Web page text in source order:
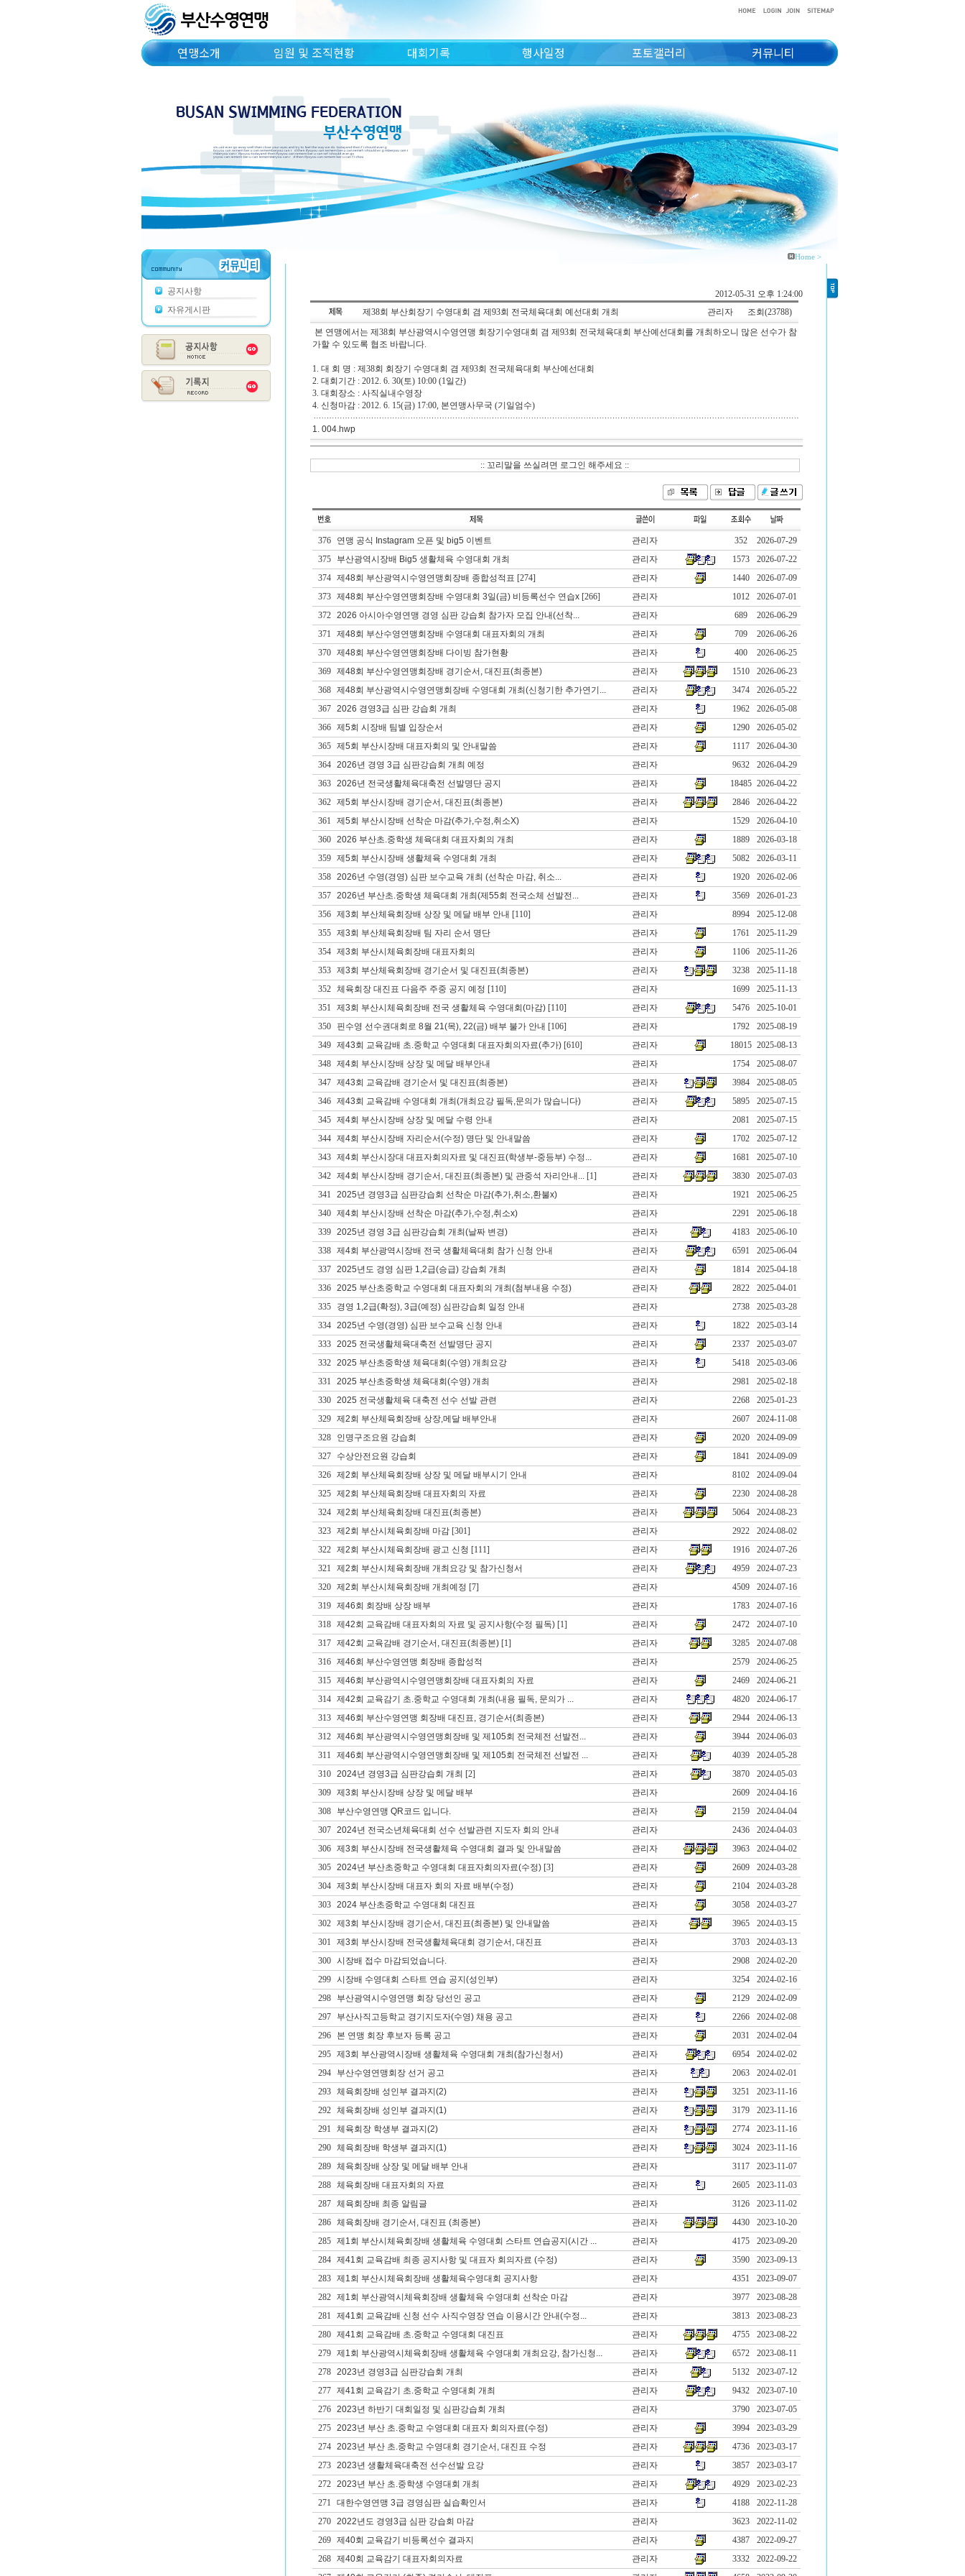
연맹소개 임원 및 조직현황 대회기록 행사일정 포토갤러리 커뮤니티
공지사항
자유게시판
Home >
2012-05-31 오후 1:24:00
제38회 부산회장기 수영대회 겸 제93회 전국체육대회 예선대회 개최
관리자
조회(23788)
본 연맹에서는 제38회 부산광역시수영연맹 회장기수영대회 겸 제93회 전국체육대회 부산예선대회를 개최하오니 많은 선수가 참
가할 수 있도록 협조 바랍니다.
1. 대 회 명 : 제38회 회장기 수영대회 겸 제93회 전국체육대회 부산예선대회
2. 대회기간 : 2012. 6. 30(토) 10:00 (1일간)
3. 대회장소 : 사직실내수영장
4. 신청마감 : 2012. 6. 15(금) 17:00, 본연맹사무국 (기일엄수)
1. 004.hwp
:: 꼬리말을 쓰실려면 로그인 해주세요 ::
376 연맹 공식 Instagram 오픈 및 big5 이벤트 관리자 352
2026-07-29
375
부산광역시장배 Big5 생활체육 수영대회 개최 관리자 1573
2026-07-22
374
제48회 부산광역시수영연맹회장배 종합성적표 [274] 관리자 1440
2026-07-09
373
제48회 부산수영연맹회장배 수영대회 3일(금) 비등록선수 연습x[266] 관리자 1012
2026-07-01
372
2026 아시아수영연맹 경영 심판 강습회 참가자 모집 안내(선착... 관리자 689
2026-06-29
371
제48회 부산수영연맹회장배 수영대회 대표자회의 개최 관리자 709
2026-06-26
370
제48회 부산수영연맹회장배 다이빙 참가현황 관리자 400
2026-06-25
369
제48회 부산수영연맹회장배 경기순서, 대진표(최종본) 관리자 1510
2026-06-23
368
제48회 부산광역시수영연맹회장배 수영대회 개최(신청기한 추가연기... 관리자 3474
2026-05-22
367
2026 경영3급 심판 강습회 개최 관리자 1962
2026-05-08
366
제5회 시장배 팀별 입장순서 관리자 1290
2026-05-02
365
제5회 부산시장배 대표자회의 및 안내말씀 관리자 1117
2026-04-30
364
2026년 경영 3급 심판강습회 개최 예정 관리자 9632
2026-04-29
363
2026년 전국생활체육대축전 선발명단 공지 관리자 18485 2026-04-22
362
제5회 부산시장배 경기순서, 대진표(최종본) 관리자 2846
2026-04-22
361
제5회 부산시장배 선착순 마감(추가,수정,취소X) 관리자 1529
2026-04-10
360
2026 부산초.중학생 체육대회 대표자회의 개최 관리자 1889
2026-03-18
359
제5회 부산시장배 생활체육 수영대회 개최 관리자 5082
2026-03-11
358
2026년 수영(경영) 심판 보수교육 개최 (선착순 마감, 취소... 관리자 1920
2026-02-06
357
2026년 부산초.중학생 체육대회 개최(제55회 전국소체 선발전... 관리자 3569
2026-01-23
356
제3회 부산체육회장배 상장 및 메달 배부 안내 [110] 관리자 8994
2025-12-08
355
제3회 부산체육회장배 팀 자리 순서 명단 관리자 1761
2025-11-29
354
제3회 부산시체육회장배 대표자회의 관리자 1106
2025-11-26
353
제3회 부산체육회장배 경기순서 및 대진표(최종본) 관리자 3238
2025-11-18
352
체육회장 대진표 다음주 주중 공지 예정 [110] 관리자 1699
2025-11-13
351
제3회 부산시체육회장배 전국 생활체육 수영대회(마감)[110] 관리자 5476
2025-10-01
350
핀수영 선수권대회로 8월 21(목), 22(금) 배부 불가 안내 [106] 관리자 1792
2025-08-19
349
제43회 교육감배 초.중학교 수영대회 대표자회의자료(추가)[610] 관리자 18015 2025-08-13
348
제4회 부산시장배 상장 및 메달 배부안내 관리자 1754
2025-08-07
347
제43회 교육감배 경기순서 및 대진표(최종본) 관리자 3984
2025-08-05
346
제43회 교육감배 수영대회 개최(개최요강 필독,문의가 많습니다) 관리자 5895
2025-07-15
345
제4회 부산시장배 상장 및 메달 수령 안내 관리자 2081
2025-07-15
344
제4회 부산시장배 자리순서(수정) 명단 및 안내말씀 관리자 1702
2025-07-12
343
제4회 부산시장대 대표자회의자료 및 대진표(학생부-중등부) 수정... 관리자 1681
2025-07-10
342
제4회 부산시장배 경기순서, 대진표(최종본) 및 관중석 자리안내...[1] 관리자 3830
2025-07-03
341
2025년 경영3급 심판강습회 선착순 마감(추가,취소,환불x) 관리자 1921
2025-06-25
340
제4회 부산시장배 선착순 마감(추가,수정,취소x) 관리자 2291
2025-06-18
339
2025년 경영 3급 심판강습회 개최(날짜 변경) 관리자 4183
2025-06-10
338
제4회 부산광역시장배 전국 생활체육대회 참가 신청 안내 관리자 6591
2025-06-04
337
2025년도 경영 심판 1,2급(승급) 강습회 개최 관리자 1814
2025-04-18
336
2025 부산초중학교 수영대회 대표자회의 개최(첨부내용 수정) 관리자 2822
2025-04-01
335
경영 1,2급(확정), 3급(예정) 심판강습회 일정 안내 관리자 2738
2025-03-28
334
2025년 수영(경영) 심판 보수교육 신청 안내 관리자 1822
2025-03-14
333
2025 전국생활체육대축전 선발명단 공지 관리자 2337
2025-03-07
332
2025 부산초중학생 체육대회(수영) 개최요강 관리자 5418
2025-03-06
331
2025 부산초중학생 체육대회(수영) 개최 관리자 2981
2025-02-18
330
2025 전국생활체육 대축전 선수 선발 관련 관리자 2268
2025-01-23
329
제2회 부산체육회장배 상장,메달 배부안내 관리자 2607
2024-11-08
328
인명구조요원 강습회 관리자 2020
2024-09-09
327
수상안전요원 강습회 관리자 1841
2024-09-09
326
제2회 부산체육회장배 상장 및 메달 배부시기 안내 관리자 8102
2024-09-04
325
제2회 부산체육회장배 대표자회의 자료 관리자 2230
2024-08-28
324
제2회 부산체육회장배 대진표(최종본) 관리자 5064
2024-08-23
323
제2회 부산시체육회장배 마감[301] 관리자 2922
2024-08-02
322
제2회 부산시체육회장배 광고 신청 [111] 관리자 1916
2024-07-26
321
제2회 부산시체육회장배 개최요강 및 참가신청서 관리자 4959
2024-07-23
320
제2회 부산시체육회장배 개최예정 [7] 관리자 4509
2024-07-16
319
제46회 회장배 상장 배부 관리자 1783
2024-07-16
318
제42회 교육감배 대표자회의 자료 및 공지사항(수정 필독)[1] 관리자 2472
2024-07-10
317
제42회 교육감배 경기순서, 대진표(최종본)[1] 관리자 3285
2024-07-08
316
제46회 부산수영연맹 회장배 종합성적 관리자 2579
2024-06-25
315
제46회 부산광역시수영연맹회장배 대표자회의 자료 관리자 2469
2024-06-21
314
제42회 교육감기 초.중학교 수영대회 개최(내용 필독, 문의가 ... 관리자 4820
2024-06-17
313
제46회 부산수영연맹 회장배 대진표, 경기순서(최종본) 관리자 2944
2024-06-13
312
제46회 부산광역시수영연맹회장배 및 제105회 전국체전 선발전... 관리자 3944
2024-06-03
311
제46회 부산광역시수영연맹회장배 및 제105회 전국체전 선발전 ... 관리자 4039
2024-05-28
310
2024년 경영3급 심판강습회 개최 [2] 관리자 3870
2024-05-03
309
제3회 부산시장배 상장 및 메달 배부 관리자 2609
2024-04-16
308
부산수영연맹 QR코드 입니다. 관리자 2159
2024-04-04
307
2024년 전국소년체육대회 선수 선발관련 지도자 회의 안내 관리자 2436
2024-04-03
306
제3회 부산시장배 전국생활체육 수영대회 결과 및 안내말씀 관리자 3963
2024-04-02
305
2024년 부산초중학교 수영대회 대표자회의자료(수정)[3] 관리자 2609
2024-03-28
304
제3회 부산시장배 대표자 회의 자료 배부(수정) 관리자 2104
2024-03-28
303
2024 부산초중학교 수영대회 대진표 관리자 3058
2024-03-27
302
제3회 부산시장배 경기순서, 대진표(최종본) 및 안내말씀 관리자 3965
2024-03-15
301
제3회 부산시장배 전국생활체육대회 경기순서, 대진표 관리자 3703
2024-03-13
300
시장배 접수 마감되었습니다. 관리자 2908
2024-02-20
299
시장배 수영대회 스타트 연습 공지(성인부) 관리자 3254
2024-02-16
298
부산광역시수영연맹 회장 당선인 공고 관리자 2129
2024-02-09
297
부산사직고등학교 경기지도자(수영) 채용 공고 관리자 2266
2024-02-08
296
본 연맹 회장 후보자 등록 공고 관리자 2031
2024-02-04
295
제3회 부산광역시장배 생활체육 수영대회 개최(참가신청서) 관리자 6954
2024-02-02
294
부산수영연맹회장 선거 공고 관리자 2063
2024-02-01
293
체육회장배 성인부 결과지(2) 관리자 3251
2023-11-16
292
체육회장배 성인부 결과지(1) 관리자 3179
2023-11-16
291
체육회장 학생부 결과지(2) 관리자 2774
2023-11-16
290
체육회장배 학생부 결과지(1) 관리자 3024
2023-11-16
289
체육회장배 상장 및 메달 배부 안내 관리자 3117
2023-11-07
288
체육회장배 대표자회의 자료 관리자 2605
2023-11-03
287
체육회장배 최종 알림글 관리자 3126
2023-11-02
286
체육회장배 경기순서, 대진표 (최종본) 관리자 4430
2023-10-20
285
제1회 부산시체육회장배 생활체육 수영대회 스타트 연습공지(시간 ... 관리자 4175
2023-09-20
284
제41회 교육감배 최종 공지사항 및 대표자 회의자료 (수정) 관리자 3590
2023-09-13
283
제1회 부산시체육회장배 생활체육수영대회 공지사항 관리자 4351
2023-09-07
282
제1회 부산광역시체육회장배 생활체육 수영대회 선착순 마감 관리자 3977
2023-08-28
281
제41회 교육감배 신청 선수 사직수영장 연습 이용시간 안내(수정... 관리자 3813
2023-08-23
280
제41회 교육감배 초.중학교 수영대회 대진표 관리자 4755
2023-08-22
279
제1회 부산광역시체육회장배 생활체육 수영대회 개최요강, 참가신청... 관리자 6572
2023-08-11
278
2023년 경영3급 심판강습회 개최 관리자 5132
2023-07-12
277
제41회 교육감기 초.중학교 수영대회 개최 관리자 9432
2023-07-10
276
2023년 하반기 대회일정 및 심판강습회 개최 관리자 3790
2023-07-05
275
2023년 부산 초.중학교 수영대회 대표자 회의자료(수정) 관리자 3994
2023-03-29
274
2023년 부산 초.중학교 수영대회 경기순서, 대진표 수정 관리자 4736
2023-03-17
273
2023년 생활체육대축전 선수선발 요강 관리자 3857
2023-03-17
272
2023년 부산 초.중학생 수영대회 개최 관리자 4929
2023-02-23
271
대한수영연맹 3급 경영심판 실습확인서 관리자 4188
2022-11-28
270
2022년도 경영3급 심판 강습회 마감 관리자 3623
2022-11-02
269
제40회 교육감기 비등록선수 결과지 관리자 4387
2022-09-27
268
제40회 교육감기 대표자회의자료 관리자 3332
2022-09-22